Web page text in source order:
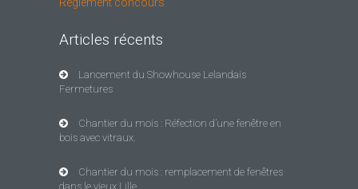
Articles récents
Lancement du Showhouse Lelandais
Fermetures
Chantier du mois : Réfection d’une fenêtre en
bois avec vitraux.
Chantier du mois : remplacement de fenêtres
dans le vieux Lille.